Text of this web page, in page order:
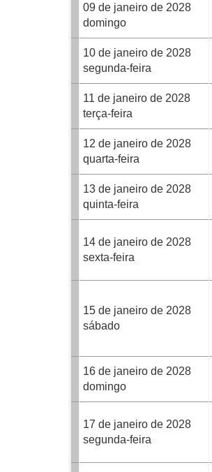
09 de janeiro de 2028
domingo
10 de janeiro de 2028
segunda-feira
11 de janeiro de 2028
terça-feira
12 de janeiro de 2028
quarta-feira
13 de janeiro de 2028
quinta-feira
14 de janeiro de 2028
sexta-feira
15 de janeiro de 2028
sábado
16 de janeiro de 2028
domingo
17 de janeiro de 2028
segunda-feira